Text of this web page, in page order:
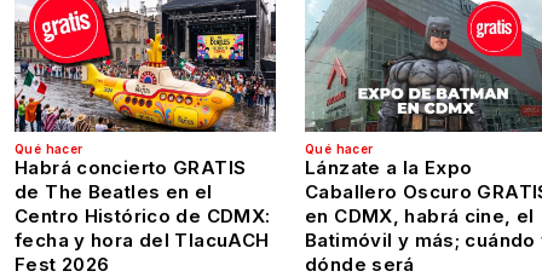
Qué hacer
Habrá concierto GRATIS
de The Beatles en el
Centro Histórico de CDMX:
fecha y hora del TlacuACH
Fest 2026
Qué hacer
Lánzate a la Expo
Caballero Oscuro
en CDMX, habrá cine, el
Batimóvil y más; cuándo
dónde será